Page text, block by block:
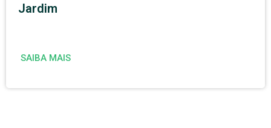
Jardim
SAIBA MAIS